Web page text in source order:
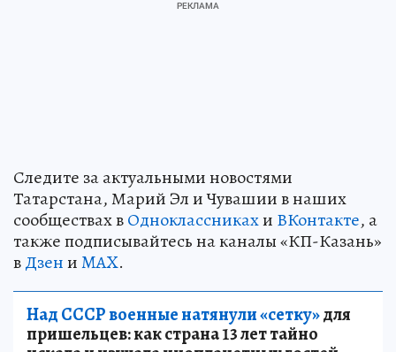
Следите за актуальными новостями
Татарстана, Марий Эл и Чувашии в наших
сообществах вОдноклассникахи ВКонтакте, а
также подписывайтесь на каналы «КП-Казань»
вДзениMAX.
Над СССР военные натянули «сетку»для
пришельцев: как страна 13 лет тайно